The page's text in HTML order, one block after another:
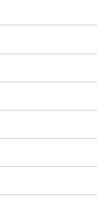
程1,500）